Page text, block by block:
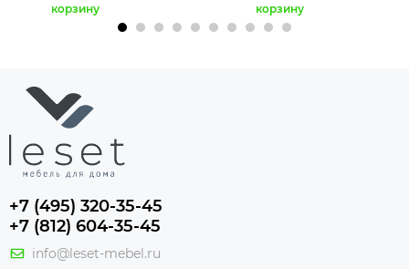
корзину
корзину
+7 (495) 320-35-45
+7 (812) 604-35-45
info@leset-mebel.ru